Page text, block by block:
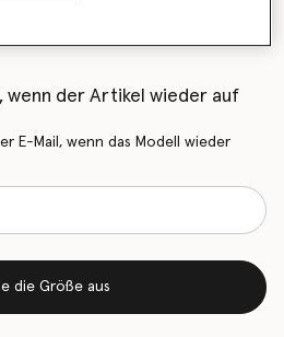
wenn der Artikel wieder auf
E-Mail, wenn das Modell wieder
die Größe aus